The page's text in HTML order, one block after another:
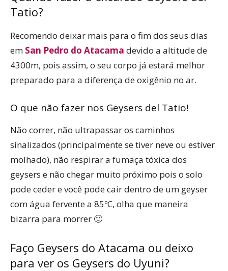
Tatio?
Recomendo deixar mais para o fim dos seus dias
em San Pedro do Atacama devido a altitude de
4300m, pois assim, o seu corpo já estará melhor
preparado para a diferença de oxigênio no ar.
O que não fazer nos Geysers del Tatio!
Não correr, não ultrapassar os caminhos
sinalizados (principalmente se tiver neve ou estiver
molhado), não respirar a fumaça tóxica dos
geysers e não chegar muito próximo pois o solo
pode ceder e você pode cair dentro de um geyser
com água fervente a 85ºC, olha que maneira
bizarra para morrer 🙂
Faço Geysers do Atacama ou deixo
para ver os Geysers do Uyuni?